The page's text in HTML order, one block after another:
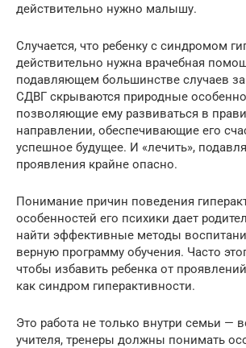
действительно нужно малышу.
Случается, что ребенку с синдромом
действительно нужна врачебная
подавляющем большинстве случаев
СДВГ скрываются природные
позволяющие ему развиваться в
направлении, обеспечивающие его
успешное будущее. И «лечить»,
проявления крайне опасно.
Понимание причин поведения
особенностей его психики дает
найти эффективные методы
верную программу обучения. Часто
чтобы избавить ребенка от
как синдром гиперактивности.
Это работа не только внутри семьи —
учителя, тренеры должны понимать